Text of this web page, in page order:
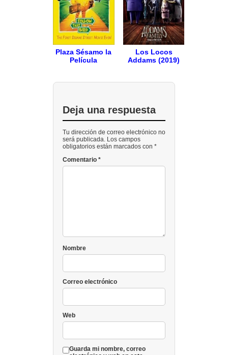
Plaza Sésamo la
Película
Los Locos
Addams (2019)
Deja una respuesta
Tu dirección de correo electrónico no
será publicada. Los campos
obligatorios están marcados con *
Comentario *
Nombre
Correo electrónico
Web
Guarda mi nombre, correo